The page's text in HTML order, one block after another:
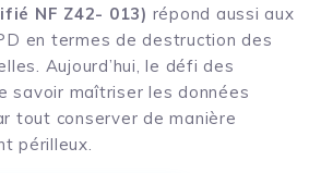
NF Z42- 013) répond aussi aux
en termes de destruction des
Aujourd’hui, le défi des
savoir maîtriser les données
tout conserver de manière
périlleux.